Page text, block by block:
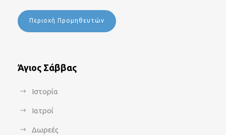
Περιοχή Προμηθευτών
Άγιος Σάββας
Ιστορία
Ιατροί
Δωρεές